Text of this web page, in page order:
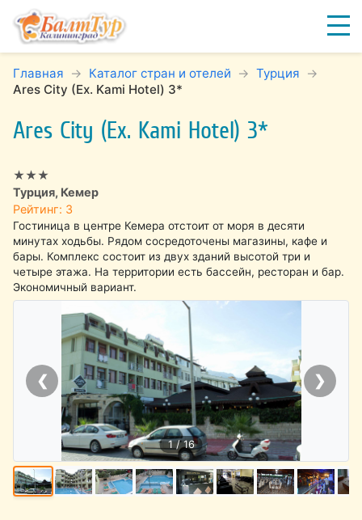
Главная Каталог стран и отелей
Турция
Ares City (Ex. Kami Hotel) 3*
Ares City (Ex. Kami Hotel) 3*
★★★
Турция, Кемер
Рейтинг: 3
Гостиница в центре Кемера отстоит от моря в десяти
минутах ходьбы. Рядом сосредоточены магазины, кафе и
бары. Комплекс состоит из двух зданий высотой три и
четыре этажа. На территории есть бассейн, ресторан и бар.
Экономичный вариант.
❮ ❯
1 / 16